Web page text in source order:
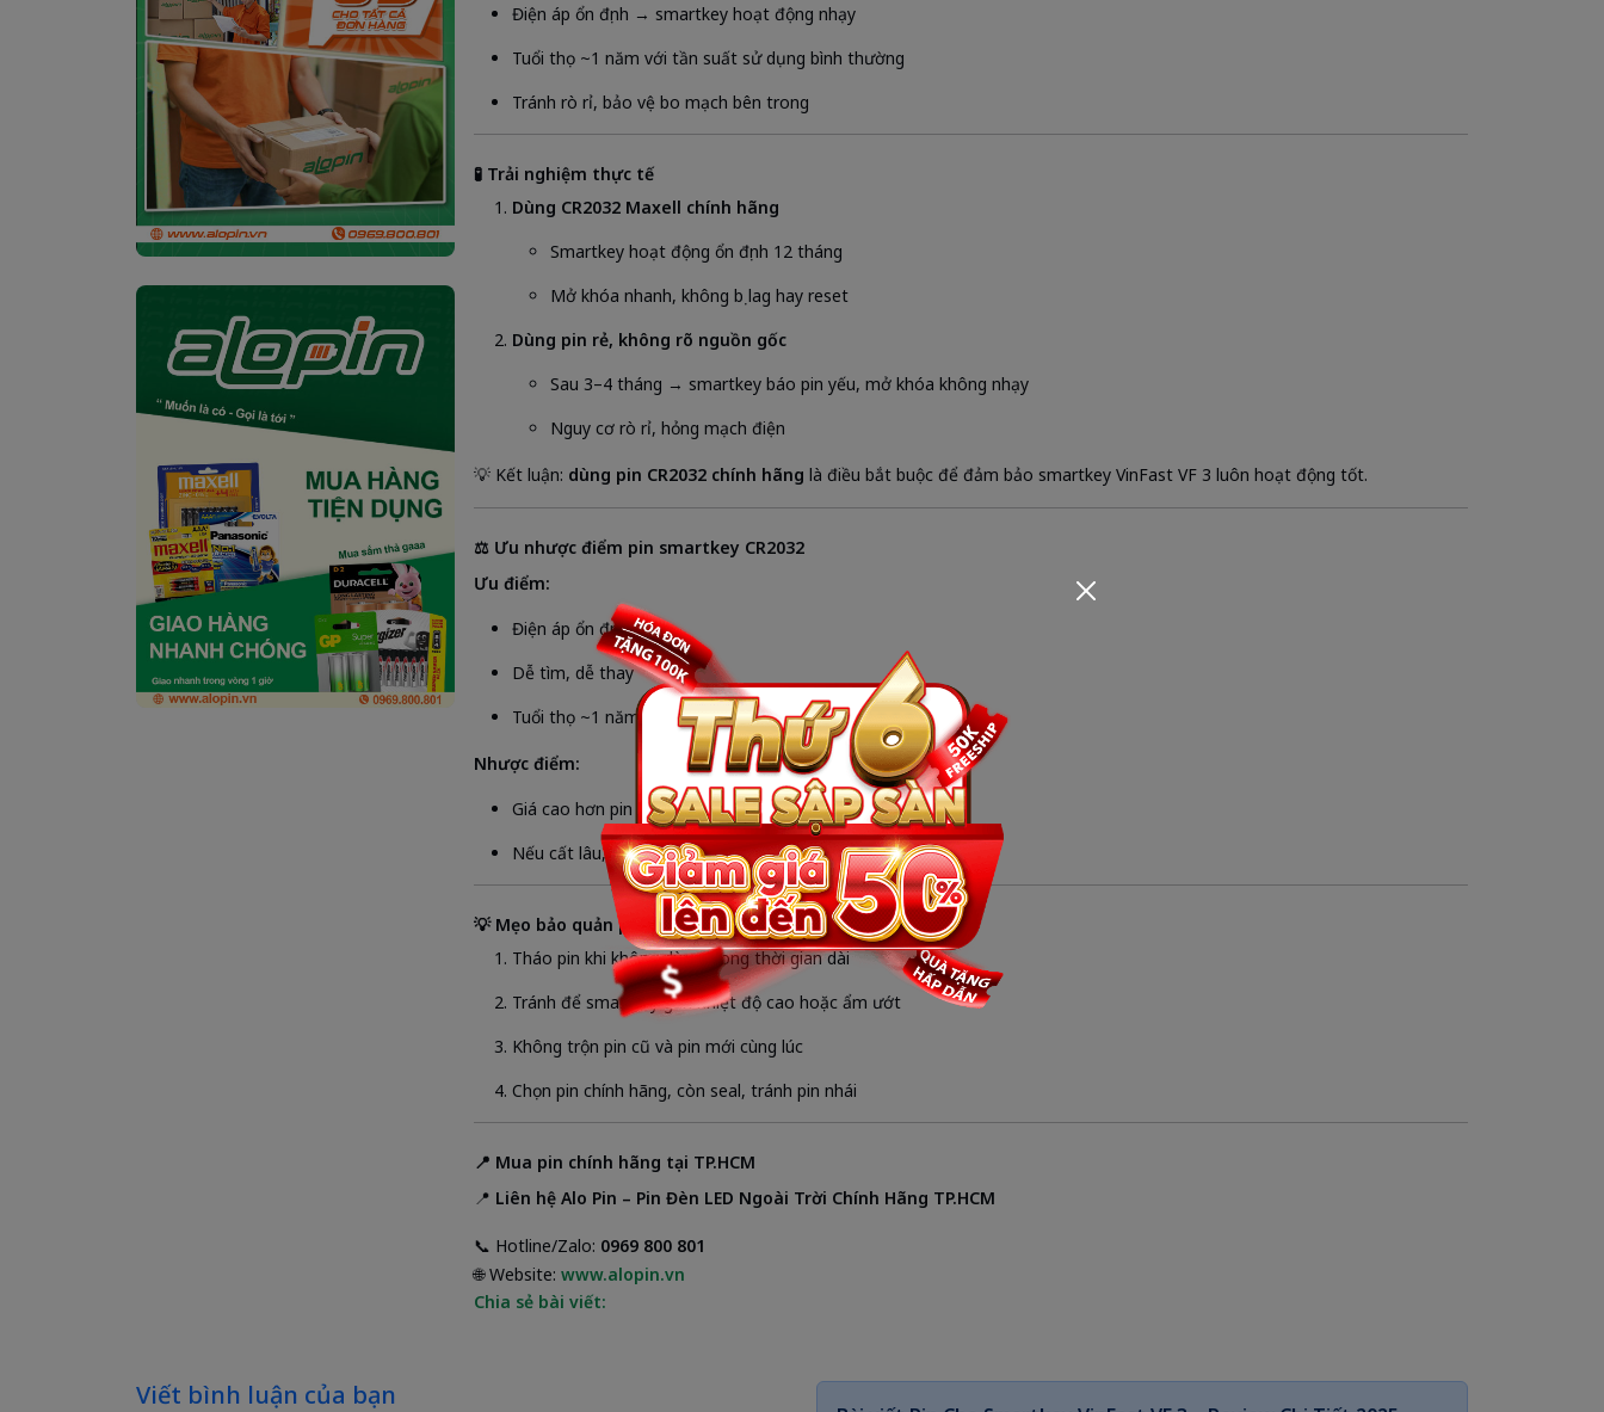
Điện áp ổn định → smartkey hoạt động nhạy
Tuổi thọ ~1 năm với tần suất sử dụng bình thường
Tránh rò rỉ, bảo vệ bo mạch bên trong
🧪 Trải nghiệm thực tế
Dùng CR2032 Maxell chính hãng
Smartkey hoạt động ổn định 12 tháng
Mở khóa nhanh, không bị lag hay reset
Dùng pin rẻ, không rõ nguồn gốc
Sau 3–4 tháng → smartkey báo pin yếu, mở khóa không nhạy
Nguy cơ rò rỉ, hỏng mạch điện
💡 Kết luận: dùng pin CR2032 chính hãng là điều bắt buộc để đảm bảo smartkey VinFast VF 3 luôn hoạt động tốt.
⚖️ Ưu nhược điểm pin smartkey CR2032
Ưu điểm:
Điện áp ổn định, bền
Dễ tìm, dễ thay
Tuổi thọ ~1 năm
Nhược điểm:
Giá cao hơn pin trôi nổi
Nếu cất lâu, cần kiểm tra điện áp trước khi lắp
💡 Mẹo bảo quản pin smartkey VinFast VF 3
Tháo pin khi không dùng trong thời gian dài
Tránh để smartkey gần nhiệt độ cao hoặc ẩm ướt
Không trộn pin cũ và pin mới cùng lúc
Chọn pin chính hãng, còn seal, tránh pin nhái
📍 Mua pin chính hãng tại TP.HCM
📍 Liên hệ Alo Pin – Pin Đèn LED Ngoài Trời Chính Hãng TP.HCM
📞 Hotline/Zalo: 0969 800 801
🌐 Website: www.alopin.vn
Chia sẻ bài viết:
Viết bình luận của bạn